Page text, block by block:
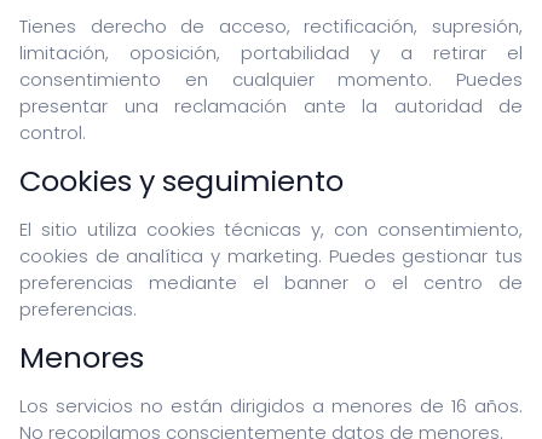
Tienes derecho de acceso, rectificación, supresión,
limitación, oposición, portabilidad y a retirar el
consentimiento en cualquier momento. Puedes
presentar una reclamación ante la autoridad de
control.
Cookies y seguimiento
El sitio utiliza cookies técnicas y, con consentimiento,
cookies de analítica y marketing. Puedes gestionar tus
preferencias mediante el banner o el centro de
preferencias.
Menores
Los servicios no están dirigidos a menores de 16 años.
No recopilamos conscientemente datos de menores.